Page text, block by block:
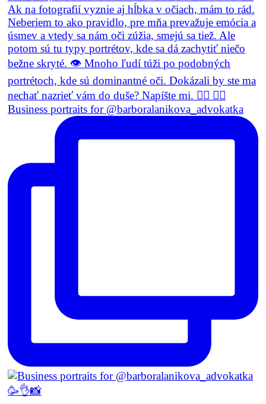
Business portraits for @barboralanikova_advokatka